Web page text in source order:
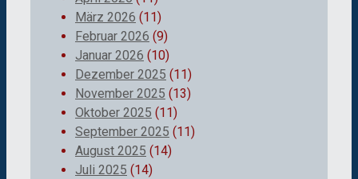
März 2026 (11)
Februar 2026 (9)
Januar 2026 (10)
Dezember 2025 (11)
November 2025 (13)
Oktober 2025 (11)
September 2025 (11)
August 2025 (14)
Juli 2025 (14)